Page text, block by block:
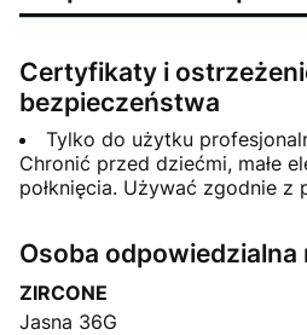
Certyfikaty i
bezpieczeństwa
Tylko do użytku
Chronić przed dziećmi, małe
połknięcia. Używać zgodnie z
Osoba odpowiedzialna
ZIRCONE
Jasna 36G